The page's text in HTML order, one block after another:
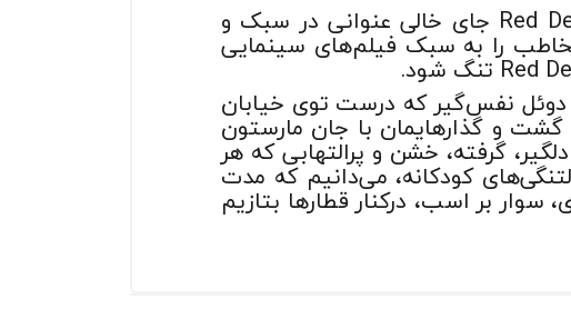
گذشت هشت سال از عرضه شدن بازی تحسین شده و موفق Red Dead redemption جای خالی عنوانی در سبک و
را به سبک فیلم‌های سینمایی
دوئل نفس‌گیر که درست توی خیابان
و گذارهایمان با جان مارستون
گرفته، خشن و پرالتهابی که هر
کودکانه، می‌دانیم که مدت
بر اسب، درکنار قطار‌ها بتازیم